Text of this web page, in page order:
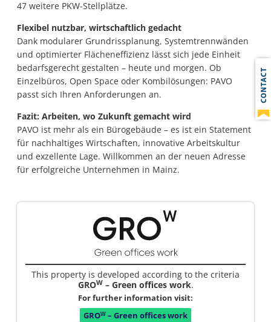
47 weitere PKW-Stellplätze.
Flexibel nutzbar, wirtschaftlich gedacht
Dank modularer Grundrissplanung, Systemtrennwänden
und optimierter Flächeneffizienz lässt sich jede Einheit
bedarfsgerecht gestalten – heute und morgen. Ob
Einzelbüros, Open Space oder Kombilösungen: PAVO
passt sich Ihren Anforderungen an.
Fazit: Arbeiten, wo Zukunft gemacht wird
PAVO ist mehr als ein Bürogebäude – es ist ein Statement
für nachhaltiges Wirtschaften, innovative Arbeitskultur
und exzellente Lage. Willkommen an der neuen Adresse
für erfolgreiche Unternehmen in Mainz.
This property is developed according to the criteria
GROW– Green offices work.
For further information visit:
GROW – Green offices work